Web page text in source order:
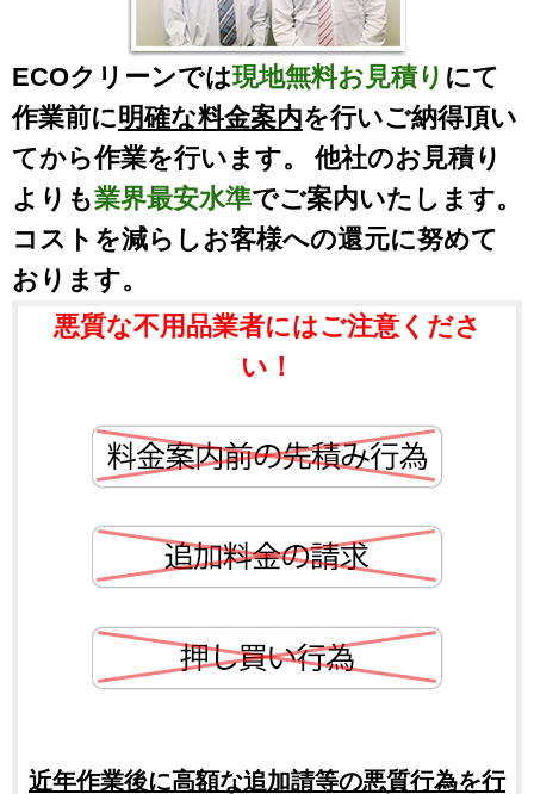
ECOクリーンでは現地無料お見積り にて
作業前に明確な料金案内を行いご納得頂い
てから作業を行います。 他社のお見積り
よりも業界最安水準でご案内いたします。
コストを減らしお客様への還元に努めて
おります。
悪質な不用品業者にはご注意くださ
い！
近年作業後に高額な追加請等の悪質行為を行